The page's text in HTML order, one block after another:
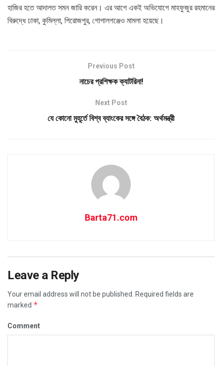
হাজির হতে আদালত সমন জারি করেন। এর আগে একই অভিযোগে মাহফুজুর রহমানের
বিরুদ্ধে ঢাকা, কুমিল্লা, পিরোজপুর, গোপালগঞ্জেও মামলা হয়েছে।
Previous Post
নাচের প্রশিক্ষক ক্যাটরিনা!
Next Post
যে কোনো মুহূর্তে বিশ্ব ব্যাংকের সঙ্গে বৈঠক: অর্থমন্ত্রী
Barta71.com
Leave a Reply
Your email address will not be published.
Required fields are
marked *
Comment